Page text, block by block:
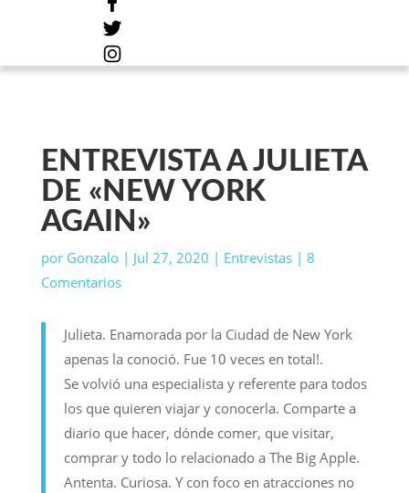
ENTREVISTA A JULIETA
DE «NEW YORK
AGAIN»
por Gonzalo| Jul 27, 2020 | Entrevistas| 8
Comentarios
Julieta. Enamorada por la Ciudad de New York
apenas la conoció. Fue 10 veces en total!.
Se volvió una especialista y referente para todos
los que quieren viajar y conocerla. Comparte a
diario que hacer, dónde comer, que visitar,
comprar y todo lo relacionado a The Big Apple.
Antenta. Curiosa. Y con foco en atracciones no